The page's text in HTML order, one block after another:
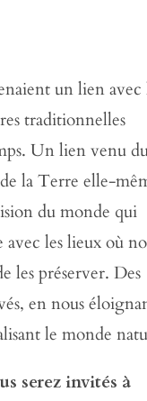
un lien avec
traditionnelles
Un lien venu
la Terre elle-
du monde qui
les lieux où
les préserver. Des
en nous
le monde
serez invités à